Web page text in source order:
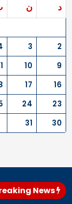
د ن
2
3
9
10
16
17
23
24
30
31
محافظ المثنى،